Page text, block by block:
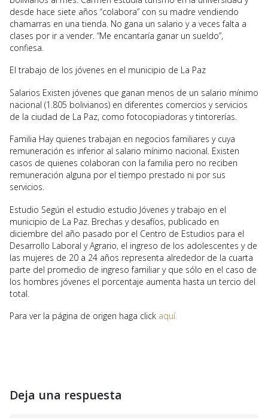
desde hace siete años “colabora” con su madre vendiendo
chamarras en una tienda. No gana un salario y a veces falta a
clases por ir a vender. “Me encantaría ganar un sueldo”,
confiesa.
El trabajo de los jóvenes en el municipio de La Paz
Salarios Existen jóvenes que ganan menos de un salario mínimo
nacional (1.805 bolivianos) en diferentes comercios y servicios
de la ciudad de La Paz, como fotocopiadoras y tintorerías.
Familia Hay quienes trabajan en negocios familiares y cuya
remuneración es inferior al salario mínimo nacional. Existen
casos de quienes colaboran con la familia pero no reciben
remuneración alguna por el tiempo prestado ni por sus
servicios.
Estudio Según el estudio estudio Jóvenes y trabajo en el
municipio de La Paz. Brechas y desafíos, publicado en
diciembre del año pasado por el Centro de Estudios para el
Desarrollo Laboral y Agrario, el ingreso de los adolescentes y de
las mujeres de 20 a 24 años representa alrededor de la cuarta
parte del promedio de ingreso familiar y que sólo en el caso de
los hombres jóvenes el porcentaje aumenta hasta un tercio del
total.
Para ver la página de origen haga click aquí.
Deja una respuesta